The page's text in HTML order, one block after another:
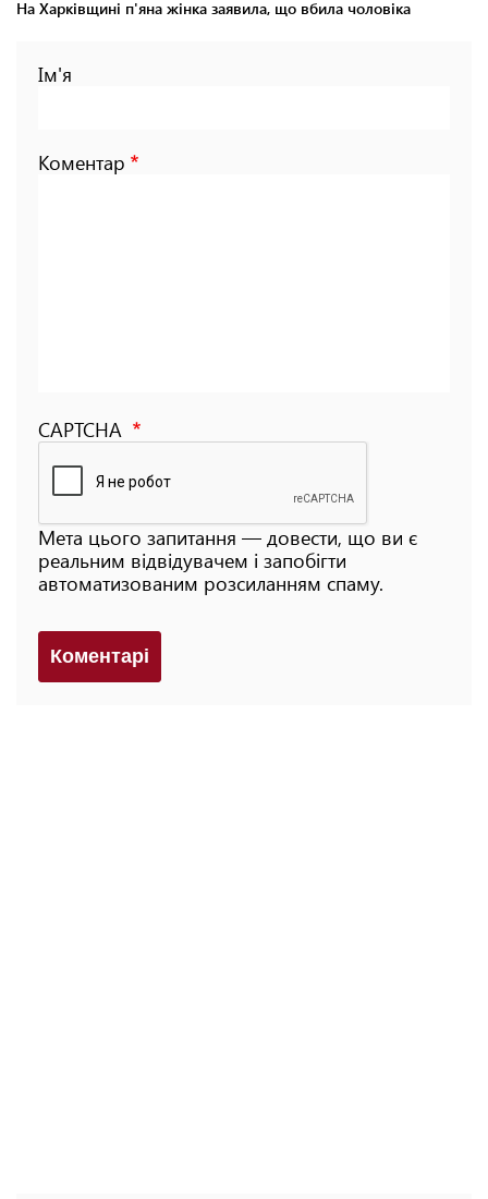
На Харківщині п'яна жінка заявила, що вбила чоловіка
Ім'я
Коментар
CAPTCHA
Мета цього запитання — довести, що ви є
реальним відвідувачем і запобігти
автоматизованим розсиланням спаму.
Коментарi